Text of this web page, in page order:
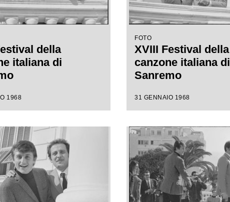
della
italiana di
1968
FOTO
XVIII Festival della
canzone italiana di
Sanremo
31 GENNAIO 1968